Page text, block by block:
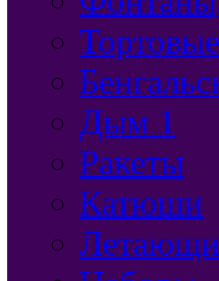
Дым 1
Ракеты
Катюши